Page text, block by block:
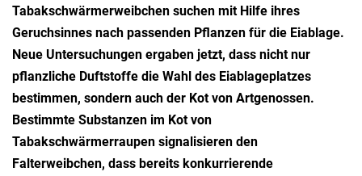
Tabakschwärmerweibchen suchen mit Hilfe ihres
Geruchsinnes nach passenden Pflanzen für die Eiablage.
Neue Untersuchungen ergaben jetzt, dass nicht nur
pflanzliche Duftstoffe die Wahl des Eiablageplatzes
bestimmen, sondern auch der Kot von Artgenossen.
Bestimmte Substanzen im Kot von
Tabakschwärmerraupen signalisieren den
Falterweibchen, dass bereits konkurrierende